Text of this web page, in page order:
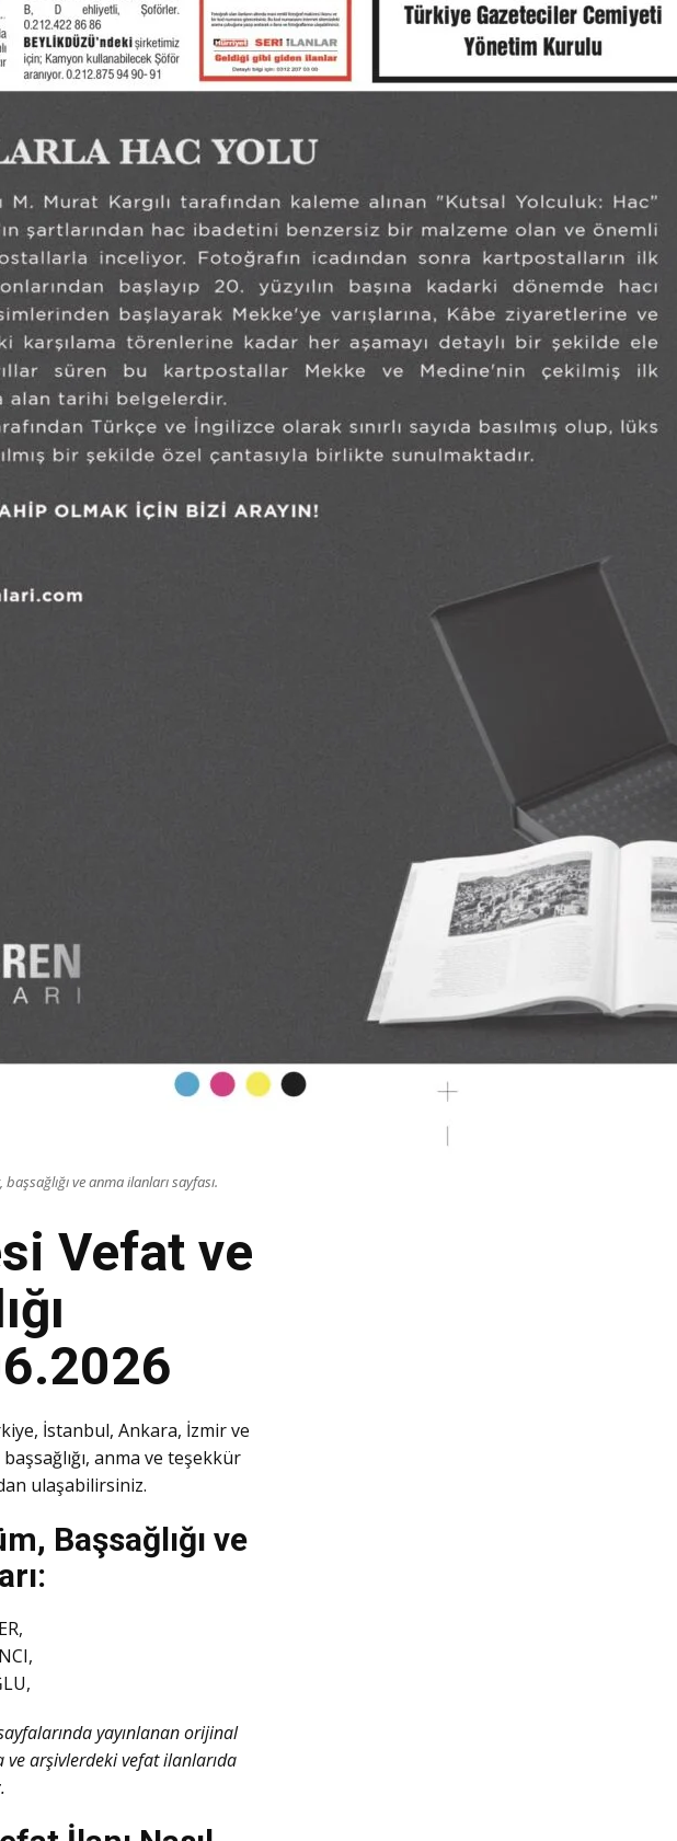
ve anma ilanları sayfası.
Vefat ve
İstanbul, Ankara, İzmir ve
anma ve teşekkür
ulaşabilirsiniz.
Başsağlığı ve
yayınlanan orijinal
ve arşivlerdeki vefat ilanlarıda